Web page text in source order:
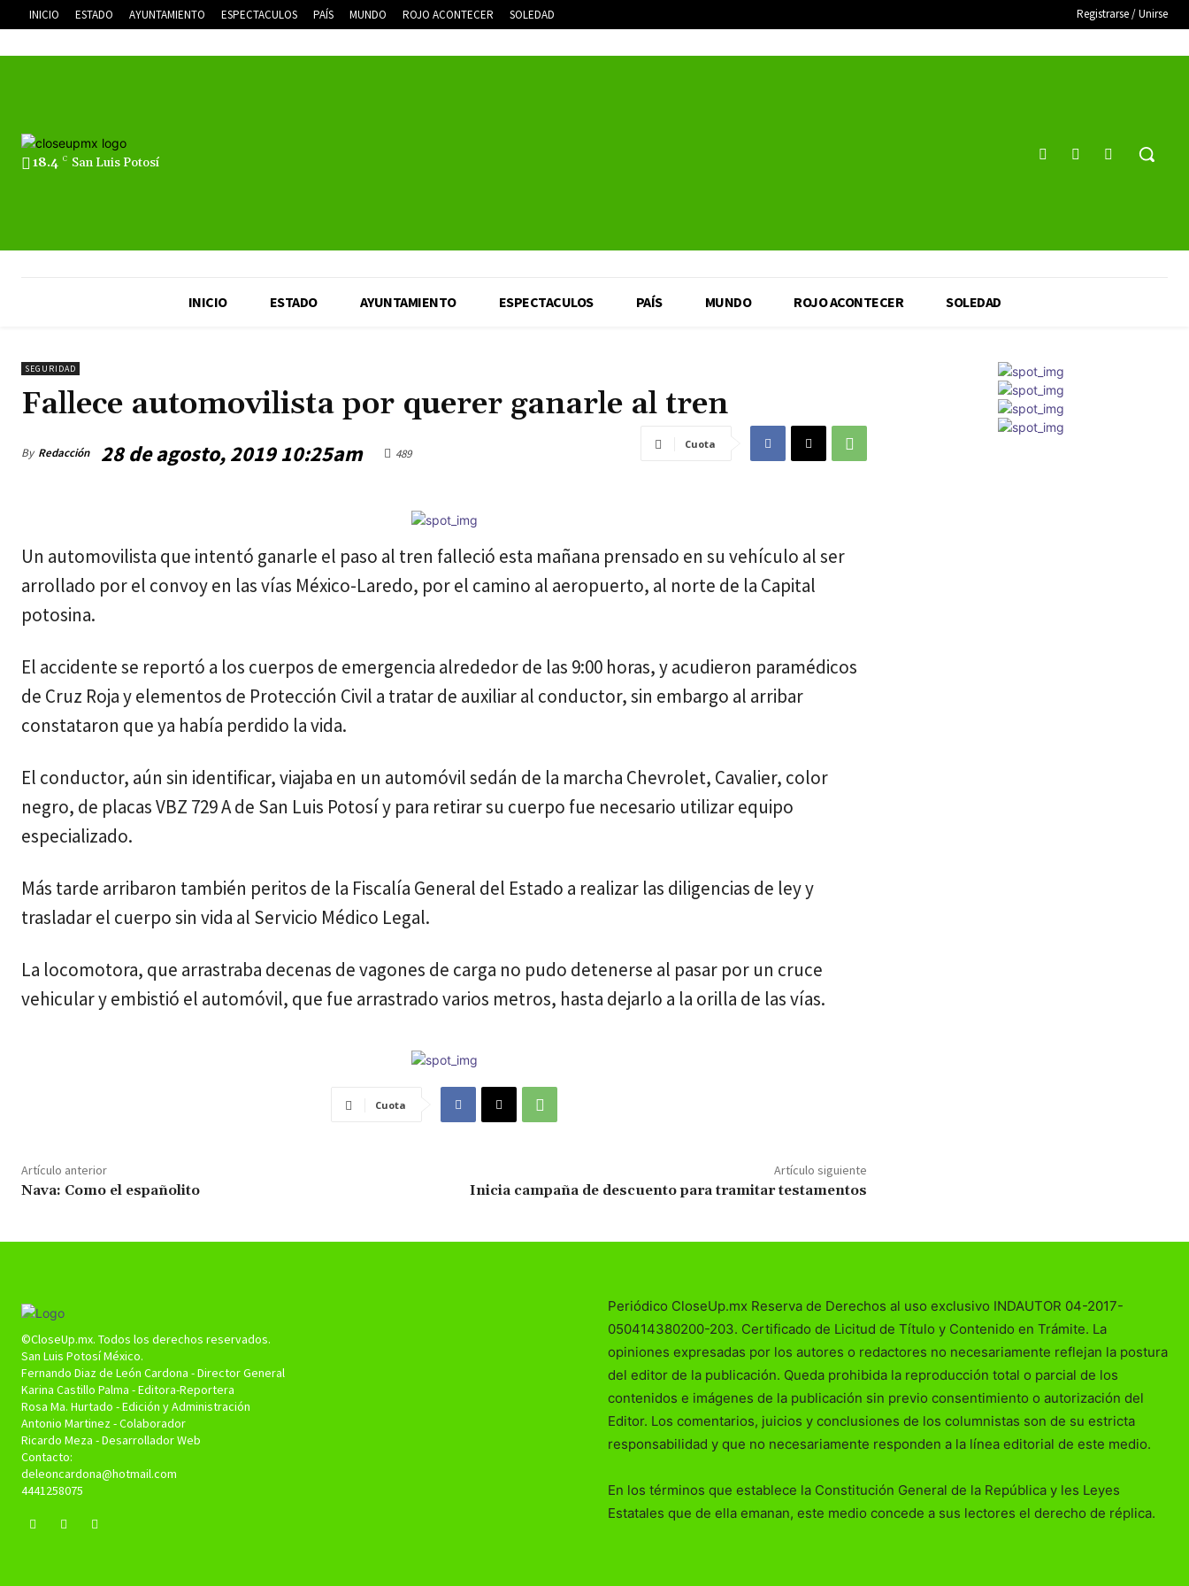
INICIO ESTADO AYUNTAMIENTO ESPECTACULOS PAÍS MUNDO ROJO ACONTECER SOLEDAD Registrarse / Unirse
18.4 C San Luis Potosí
INICIO ESTADO AYUNTAMIENTO ESPECTACULOS PAÍS MUNDO ROJO ACONTECER SOLEDAD
SEGURIDAD
Fallece automovilista por querer ganarle al tren
By Redacción 28 de agosto, 2019 10:25am 489
Cuota
Un automovilista que intentó ganarle el paso al tren falleció esta mañana prensado en su vehículo al ser
arrollado por el convoy en las vías México-Laredo, por el camino al aeropuerto, al norte de la Capital
potosina.
El accidente se reportó a los cuerpos de emergencia alrededor de las 9:00 horas, y acudieron paramédicos
de Cruz Roja y elementos de Protección Civil a tratar de auxiliar al conductor, sin embargo al arribar
constataron que ya había perdido la vida.
El conductor, aún sin identificar, viajaba en un automóvil sedán de la marcha Chevrolet, Cavalier, color
negro, de placas VBZ 729 A de San Luis Potosí y para retirar su cuerpo fue necesario utilizar equipo
especializado.
Más tarde arribaron también peritos de la Fiscalía General del Estado a realizar las diligencias de ley y
trasladar el cuerpo sin vida al Servicio Médico Legal.
La locomotora, que arrastraba decenas de vagones de carga no pudo detenerse al pasar por un cruce
vehicular y embistió el automóvil, que fue arrastrado varios metros, hasta dejarlo a la orilla de las vías.
Cuota
Artículo anterior
Nava: Como el españolito
Artículo siguiente
Inicia campaña de descuento para tramitar testamentos
©CloseUp.mx. Todos los derechos reservados.
San Luis Potosí México.
Fernando Diaz de León Cardona - Director General
Karina Castillo Palma - Editora-Reportera
Rosa Ma. Hurtado - Edición y Administración
Antonio Martinez - Colaborador
Ricardo Meza - Desarrollador Web
Contacto:
deleoncardona@hotmail.com
4441258075
Periódico CloseUp.mx Reserva de Derechos al uso exclusivo INDAUTOR 04-2017-
050414380200-203. Certificado de Licitud de Título y Contenido en Trámite. La
opiniones expresadas por los autores o redactores no necesariamente reflejan la postura
del editor de la publicación. Queda prohibida la reproducción total o parcial de los
contenidos e imágenes de la publicación sin previo consentimiento o autorización del
Editor. Los comentarios, juicios y conclusiones de los columnistas son de su estricta
responsabilidad y que no necesariamente responden a la línea editorial de este medio.
En los términos que establece la Constitución General de la República y les Leyes
Estatales que de ella emanan, este medio concede a sus lectores el derecho de réplica.